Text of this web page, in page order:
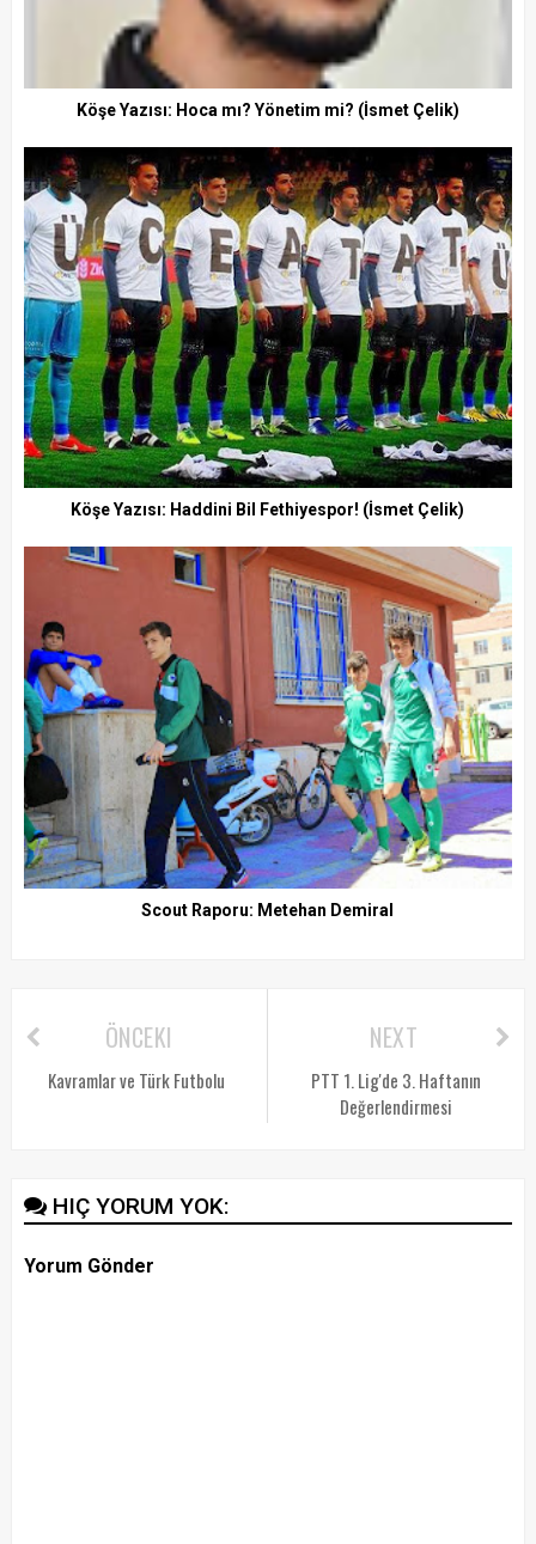
Köşe Yazısı: Hoca mı? Yönetim mi? (İsmet Çelik)
Köşe Yazısı: Haddini Bil Fethiyespor! (İsmet Çelik)
Scout Raporu: Metehan Demiral
NEXT
PTT 1. Lig'de 3. Haftanın
Değerlendirmesi
ÖNCEKI
Kavramlar ve Türk Futbolu
HIÇ YORUM YOK:
Yorum Gönder